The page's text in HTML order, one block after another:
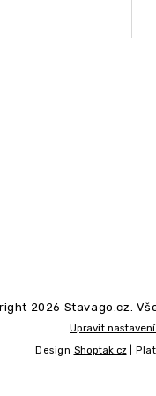
2026 Stavago.cz .
Upravit
Design Shoptak.cz|